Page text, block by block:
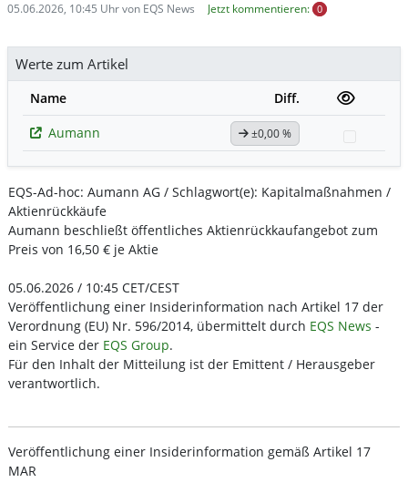
05.06.2026, 10:45 Uhr von EQS News Jetzt kommentieren: 0
Werte zum Artikel
Name
Diff.
Aumann
±0,00 %
EQS-Ad-hoc: Aumann AG / Schlagwort(e): Kapitalmaßnahmen /
Aktienrückkäufe
Aumann beschließt öffentliches Aktienrückkaufangebot zum
Preis von 16,50 € je Aktie
05.06.2026 / 10:45 CET/CEST
Veröffentlichung einer Insiderinformation nach Artikel 17 der
Verordnung (EU) Nr. 596/2014, übermittelt durch EQS News -
ein Service der EQS Group.
Für den Inhalt der Mitteilung ist der Emittent / Herausgeber
verantwortlich.
Veröffentlichung einer Insiderinformation gemäß Artikel 17
MAR